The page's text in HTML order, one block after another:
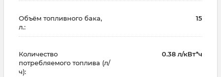
Объём топливного бака,
л.:
15
Количество
потребляемого топлива (л/
ч):
0.38 л/кВт*ч